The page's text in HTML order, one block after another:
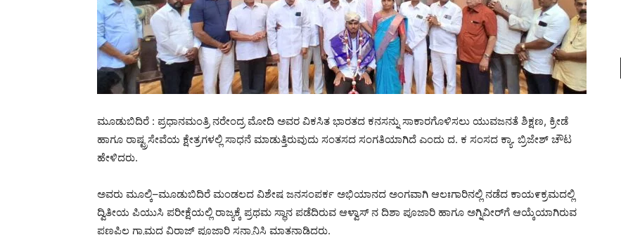
ಮೂಡುಬಿದಿರೆ : ಪ್ರಧಾನಮಂತ್ರಿ ನರೇಂದ್ರ ಮೋದಿ ಅವರ ವಿಕಸಿತ ಭಾರತದ ಕನಸನ್ನು ಸಾಕಾರಗೊಳಿಸಲು ಯುವಜನತೆ ಶಿಕ್ಷಣ, ಕ್ರೀಡೆ
ಹಾಗೂ ರಾಷ್ಟ್ರಸೇವೆಯ ಕ್ಷೇತ್ರಗಳಲ್ಲಿ ಸಾಧನೆ ಮಾಡುತ್ತಿರುವುದು ಸಂತಸದ ಸಂಗತಿಯಾಗಿದೆ ಎಂದು ದ. ಕ ಸಂಸದ ಕ್ಯಾ. ಬ್ರಿಜೇಶ್ ಚೌಟ
ಹೇಳಿದರು.
ಅವರು ಮೂಲ್ಕಿ–ಮೂಡುಬಿದಿರೆ ಮಂಡಲದ ವಿಶೇಷ ಜನಸಂಪರ್ಕ ಅಭಿಯಾನದ ಅಂಗವಾಗಿ ಆಲಃಗಾರಿನಲ್ಲಿ ನಡೆದ ಕಾಯ೯ಕ್ರಮದಲ್ಲಿ
ದ್ವಿತೀಯ ಪಿಯುಸಿ ಪರೀಕ್ಷೆಯಲ್ಲಿ ರಾಜ್ಯಕ್ಕೆ ಪ್ರಥಮ ಸ್ಥಾನ ಪಡೆದಿರುವ ಆಳ್ವಾಸ್ ನ ದಿಶಾ ಪೂಜಾರಿ ಹಾಗೂ ಅಗ್ನಿವೀರ್‌ಗೆ ಆಯ್ಕೆಯಾಗಿರುವ
ಪಣಪಿಲ ಗ್ರಾಮದ ವಿರಾಜ್ ಪೂಜಾರಿ ಸನ್ಮಾನಿಸಿ ಮಾತನಾಡಿದರು.